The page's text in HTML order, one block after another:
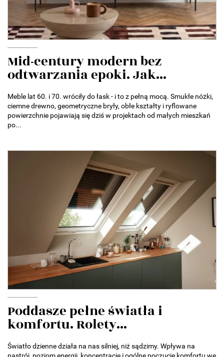
Mid-century modern bez
odtwarzania epoki. Jak...
Meble lat 60. i 70. wróciły do łask - i to z pełną mocą. Smukłe nóżki,
ciemne drewno, geometryczne bryły, obłe kształty i ryflowane
powierzchnie pojawiają się dziś w projektach od małych mieszkań
po...
Poddasze pełne światła i
komfortu. Rolety...
Światło dzienne działa na nas silniej, niż sądzimy. Wpływa na